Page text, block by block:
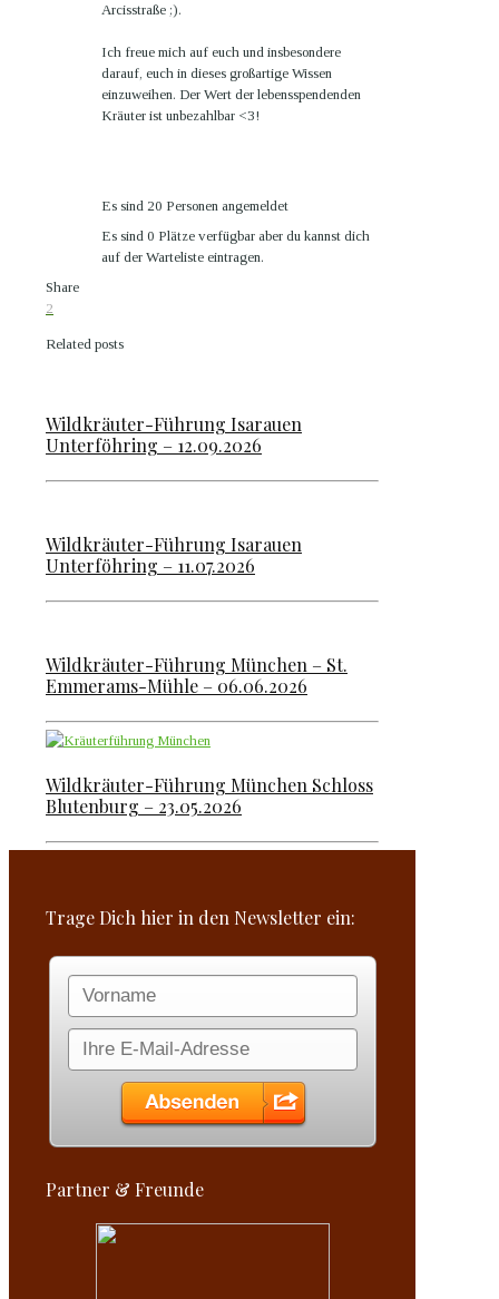
Arcisstraße ;).
Ich freue mich auf euch und insbesondere
darauf, euch in dieses großartige Wissen
einzuweihen. Der Wert der lebensspendenden
Kräuter ist unbezahlbar <3!
Es sind 20 Personen angemeldet
Es sind 0 Plätze verfügbar aber du kannst dich
auf der Warteliste eintragen.
Share
2
Related posts
Wildkräuter-Führung Isarauen
Unterföhring – 12.09.2026
Wildkräuter-Führung Isarauen
Unterföhring – 11.07.2026
Wildkräuter-Führung München – St.
Emmerams-Mühle – 06.06.2026
Wildkräuter-Führung München Schloss
Blutenburg – 23.05.2026
Trage Dich hier in den Newsletter ein:
Partner & Freunde